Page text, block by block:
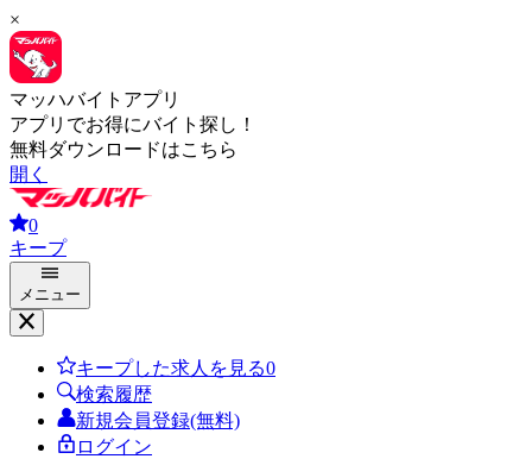
×
マッハバイトアプリ
アプリでお得にバイト探し！
無料ダウンロードはこちら
開く
0
キープ
メニュー
キープした求人を見る0
検索履歴
新規会員登録(無料)
ログイン